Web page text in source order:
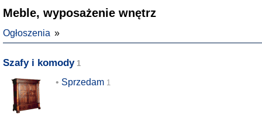
Meble, wyposażenie wnętrz
Ogłoszenia
Szafy i komody
Sprzedam